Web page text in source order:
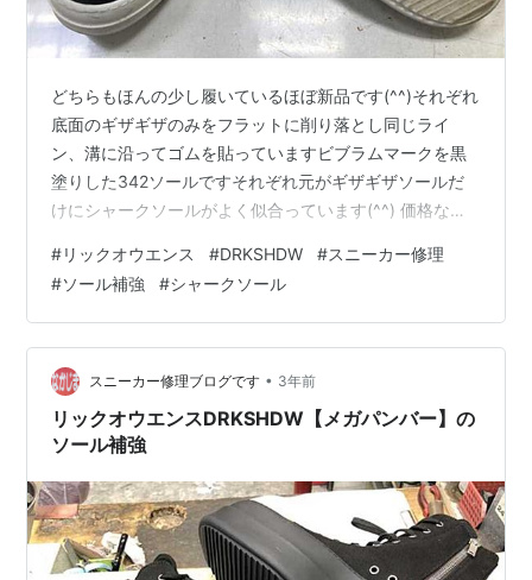
どちらもほんの少し履いているほぼ新品です(^^)それぞれ
底面のギザギザのみをフラットに削り落とし同じライ
ン、溝に沿ってゴムを貼っていますビブラムマークを黒
塗りした342ソールですそれぞれ元がギザギザソールだ
けにシャークソールがよく似合っています(^^) 価格など
nakajima-kutu.com
#リックオウエンス #DRKSHDW #スニーカー修理
#ソール補強 #シャークソール
スニーカー修理ブログです • 3年前
リックオウエンスDRKSHDW【メガパンバー】の
ソール補強